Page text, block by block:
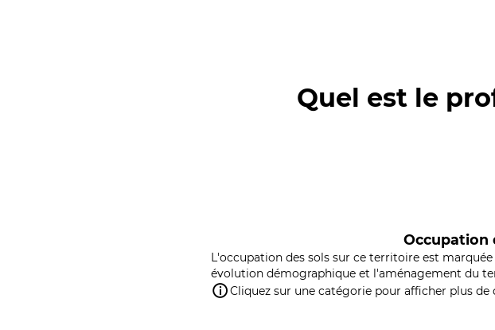
Quel est le
Occupation
L'occupation des sols sur ce territoire est
évolution démographique et l'aménagement du
Cliquez sur une catégorie pour afficher plus de